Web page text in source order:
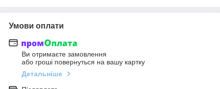
Умови оплати
Ви отримаєте замовлення
або гроші повернуться на вашу картку
Детальніше